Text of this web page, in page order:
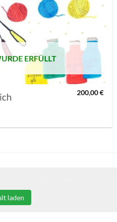
AUF MEINE
MERKLISTE
SETZEN
ERFÜLLT
200,00€
laden